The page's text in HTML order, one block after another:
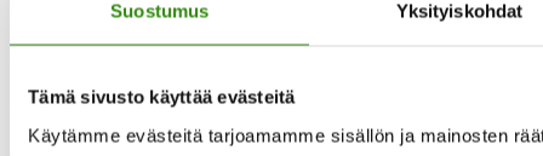
Suostumus Yksityiskohdat
Tämä sivusto käyttää evästeitä
Käytämme evästeitä tarjoamamme sisällön ja mainosten
Maaseudun tukihenkilöverkko
puh.0400 789 481